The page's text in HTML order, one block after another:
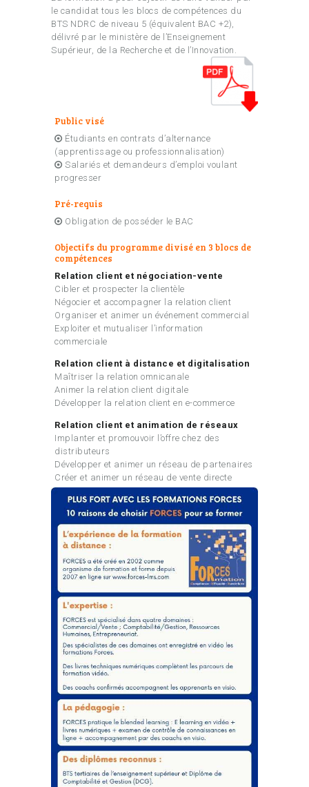
le candidat tous les blocs de compétences du
BTS NDRC de niveau 5 (équivalent BAC +2),
délivré par le ministère de l’Enseignement
Supérieur, de la Recherche et de l’Innovation.
Public visé
Étudiants en contrats d’alternance
(apprentissage ou professionnalisation)
Salariés et demandeurs d’emploi voulant
progresser
Pré-requis
Obligation de posséder le BAC
Objectifs du programme divisé en 3 blocs de
compétences
Relation client et négociation-vente
Cibler et prospecter la clientèle
Négocier et accompagner la relation client
Organiser et animer un événement commercial
Exploiter et mutualiser l’information
commerciale
Relation client à distance et digitalisation
Maîtriser la relation omnicanale
Animer la relation client digitale
Développer la relation client en e-commerce
Relation client et animation de réseaux
Implanter et promouvoir l’offre chez des
distributeurs
Développer et animer un réseau de partenaires
Créer et animer un réseau de vente directe